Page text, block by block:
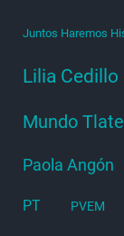
Juntos Haremos
Lilia Cedillo
Mundo
Paola Angón
PT PVEM